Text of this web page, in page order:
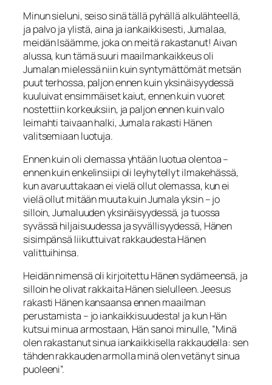
Minun sieluni, seiso sinä tällä pyhällä alkulähteellä,
ja palvo ja ylistä, aina ja iankaikkisesti, Jumalaa,
meidän Isäämme, joka on meitä rakastanut! Aivan
alussa, kun tämä suuri maailmankaik­keus oli
Jumalan mielessä niin kuin syntymättömät metsän
puut terhossa, paljon en­nen kuin yksinäisyydessä
kuuluivat ensimmäiset kaiut, ennen kuin vuoret
nostettiin korkeuksiin, ja paljon ennen kuin valo
leimahti taivaan halki, Jumala rakasti Hänen
valitsemiaan luotuja.
Ennen kuin oli olemassa yhtään luotua olentoa –
ennen kuin enkelinsiipi oli leyhytellyt ilmakehässä,
kun avaruuttakaan ei vielä ollut olemassa, kun ei
vielä ollut mitään muuta kuin Jumala yksin – jo
silloin, Jumaluuden yksinäi­syydessä, ja tuossa
syvässä hiljaisuudessa ja syvällisyydessä, Hänen
sisimpänsä lii­kuttuivat rakkaudesta Hänen
valittuihinsa.
Heidän nimensä oli kirjoitettu Hänen sydämeensä, ja
silloin he olivat rakkaita Hänen sielulleen. Jeesus
rakasti Hänen kansaansa ennen maailman
perustamista – jo iankaikkisuudesta! ja kun Hän
kutsui minua armostaan, Hän sanoi minulle, ”Minä
olen rakastanut sinua iankaikkisella rakkaudella: sen
tähden rakkauden armolla minä olen vetänyt sinua
puoleeni”.